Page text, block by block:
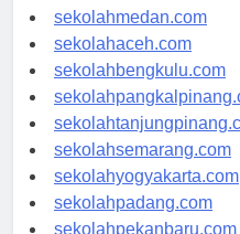
sekolahjakarta.com
sekolahmedan.com
sekolahaceh.com
sekolahbengkulu.com
sekolahsemarang.com
sekolahyogyakarta.com
sekolahpadang.com